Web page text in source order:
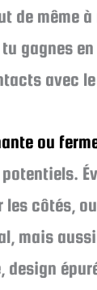
même
gagnes
avec
ou
côtés,
mais